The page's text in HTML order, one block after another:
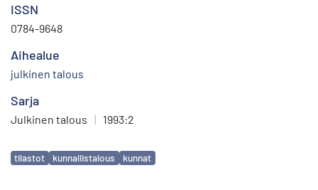
ISSN
0784-9648
Aihealue
julkinen talous
Sarja
Julkinen talous | 1993:2
Avainsanat
tilastot kunnallistalous kunnat